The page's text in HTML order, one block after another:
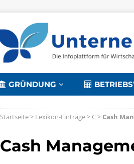
GRÜNDUNG
Startseite> Lexikon-Einträge> C>Cash
Cash